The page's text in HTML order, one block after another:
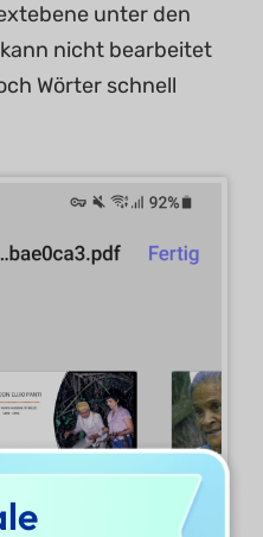
unter den
nicht bearbeitet
Wörter schnell